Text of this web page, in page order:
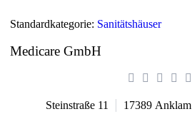
Standardkategorie: Sanitätshäuser
Medicare GmbH
Steinstraße 11 17389 Anklam